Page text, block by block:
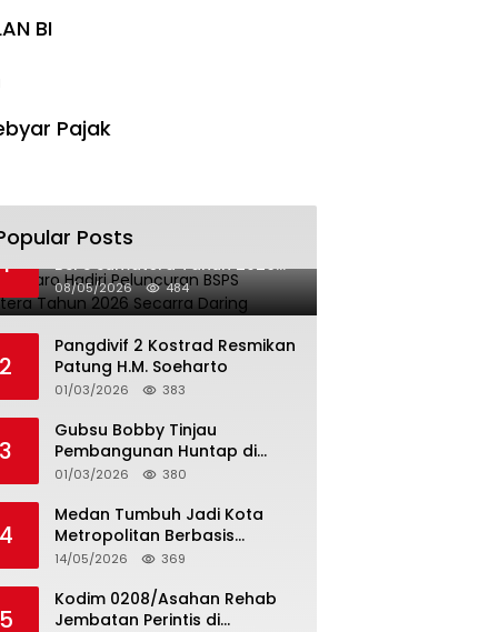
BI
Pajak
Posts
1
Bupati Karo Hadiri Peluncuran
BSPS Sumatera Tahun 2026
Secarra Daring
08/05/2026 484
2
Pangdivif 2 Kostrad Resmikan
Patung H.M. Soeharto
01/03/2026 383
3
Gubsu Bobby Tinjau
Pembangunan Huntap di
Tapteng
01/03/2026 380
4
Medan Tumbuh Jadi Kota
Metropolitan Berbasis
Teknologi
14/05/2026 369
5
Kodim 0208/Asahan Rehab
Jembatan Perintis di